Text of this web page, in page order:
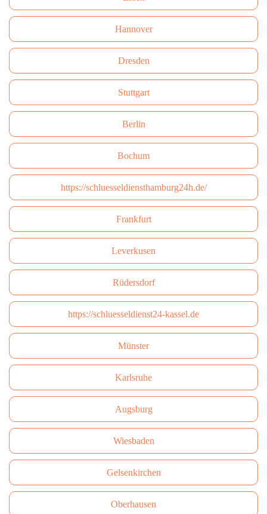
Hannover
Dresden
Stuttgart
Berlin
Bochum
https://schluesseldiensthamburg24h.de/
Frankfurt
Leverkusen
Rüdersdorf
https://schluesseldienst24-kassel.de
Münster
Karlsruhe
Augsburg
Wiesbaden
Gelsenkirchen
Oberhausen